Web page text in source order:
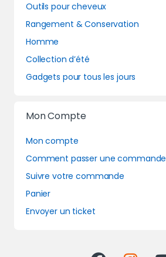
Outils pour cheveux
Rangement & Conservation
Homme
Collection d’été
Gadgets pour tous les jours
Mon Compte
Mon compte
Comment passer une commande
Suivre votre commande
Panier
Envoyer un ticket